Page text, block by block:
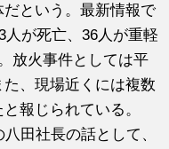
という。最新情報で
人が死亡、36人が重軽
放火事件としては平
、現場近くには複数
報じられている。
田社長の話として、